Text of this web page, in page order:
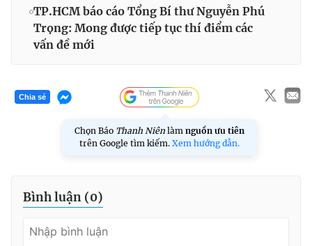
TP.HCM báo cáo Tổng Bí thư Nguyễn Phú
Trọng: Mong được tiếp tục thí điểm các
vấn đề mới
Chia sẻ
Chọn Báo Thanh Niên làm nguồn ưu tiên
trên Google tìm kiếm. Xem hướng dẫn.
Bình luận (0)